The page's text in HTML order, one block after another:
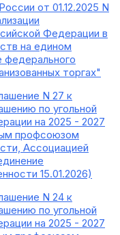
от 01.12.2025 N
Федерации в
на едином
федерального
торгах"
N 27 к
по угольной
на 2025 - 2027
профсоюзом
Ассоциацией
15.01.2026)
N 24 к
по угольной
на 2025 - 2027